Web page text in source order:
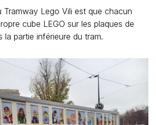
Tramway Lego Vili est que chacun
cube LEGO sur les plaques de
la partie inférieure du tram.